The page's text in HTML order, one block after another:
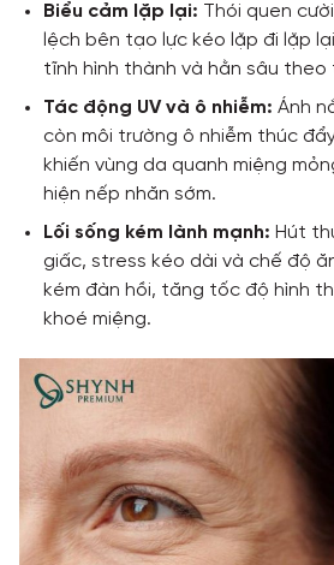
Biểu cảm lặp lại: Thói quen
lệch bên tạo lực kéo lặp đi lặp
tĩnh hình thành và hằn sâu theo
Tác động UV và ô nhiễm: Ánh
còn môi trường ô nhiễm thúc
khiến vùng da quanh miệng
hiện nếp nhăn sớm.
Lối sống kém lành mạnh: Hút
giấc, stress kéo dài và chế độ
kém đàn hồi, tăng tốc độ hình
khoé miệng.